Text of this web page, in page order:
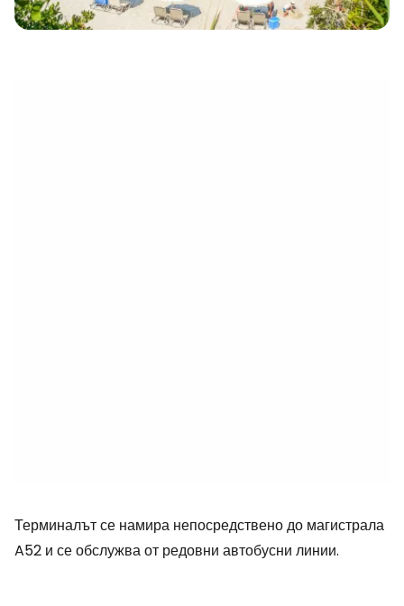
Терминалът се намира непосредствено до магистрала
A52 и се обслужва от редовни автобусни линии.